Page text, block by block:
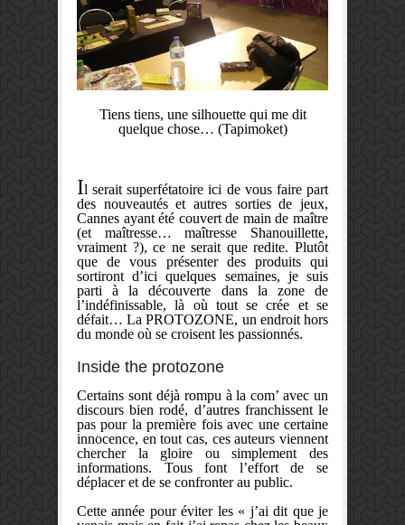
Tiens tiens, une silhouette qui me dit
quelque chose… (Tapimoket)
Il serait superfétatoire ici de vous faire part
des nouveautés et autres sorties de jeux,
Cannes ayant été couvert de main de maître
(et maîtresse… maîtresse Shanouillette,
vraiment ?), ce ne serait que redite. Plutôt
que de vous présenter des produits qui
sortiront d’ici quelques semaines, je suis
parti à la découverte dans la zone de
l’indéfinissable, là où tout se crée et se
défait… La PROTOZONE, un endroit hors
du monde où se croisent les passionnés.
Inside the protozone
Certains sont déjà rompu à la com’ avec un
discours bien rodé, d’autres franchissent le
pas pour la première fois avec une certaine
innocence, en tout cas, ces auteurs viennent
chercher la gloire ou simplement des
informations. Tous font l’effort de se
déplacer et de se confronter au public.
Cette année pour éviter les « j’ai dit que je